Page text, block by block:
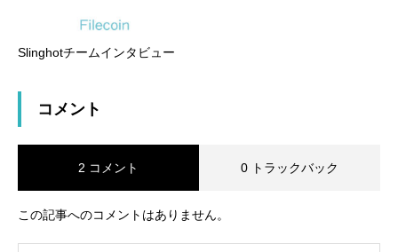
Slinghotチームインタビュー
コメント
2 コメント 0 トラックバック
この記事へのコメントはありません。